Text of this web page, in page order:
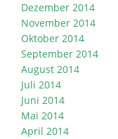
Dezember 2014
November 2014
Oktober 2014
September 2014
August 2014
Juli 2014
Juni 2014
Mai 2014
April 2014